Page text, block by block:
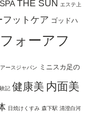
THE SUN エステ上
フットケア ゴッドハ
ォーアフ
アースジャパン ミニスカ足の
記 健康美 内面美
日焼けくすみ 森下駅 清澄白河